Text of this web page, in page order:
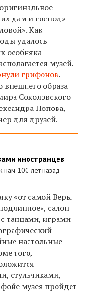
дам и господ» —
Как
удалось
особняка
музей.
грифонов.
внешнего образа
Соколовского
Попова,
для друзей.
иностранцев
нам 100 лет назад
«от самой Веры
салон
с танцами, играми
настольные
того,
стульчиками,
музея пройдет